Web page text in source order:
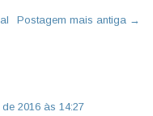
Postagem mais antiga →
2016 às 14:27